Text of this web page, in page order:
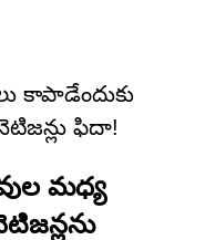
కాపాడేందుకు
ఫిదా!
మధ్య